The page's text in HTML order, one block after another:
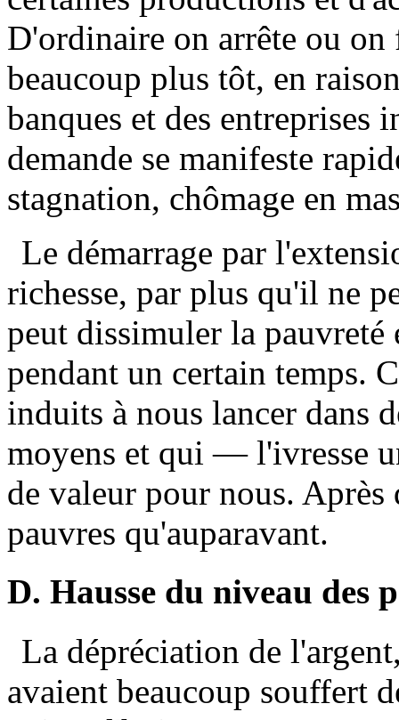
D'ordinaire on arrête ou
beaucoup plus tôt, en
banques et des entreprises
demande se manifeste
stagnation, chômage en
Le démarrage par
richesse, par plus qu'il ne
peut dissimuler la pauvreté
pendant un certain temps.
induits à nous lancer dans
moyens et qui — l'ivresse
de valeur pour nous.
pauvres qu'auparavant.
D. Hausse du niveau des
La dépréciation de
avaient beaucoup souffert